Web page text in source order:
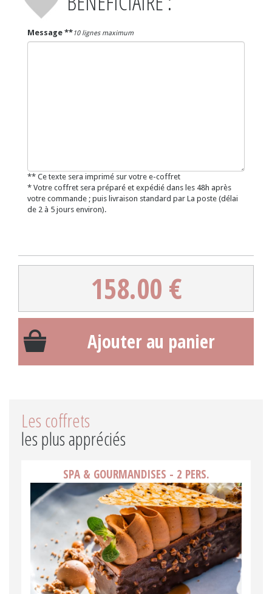
Message **10 lignes maximum
** Ce texte sera imprimé sur votre e-coffret
* Votre coffret sera préparé et expédié dans les 48h après
votre commande ; puis livraison standard par La poste (délai
de 2 à 5 jours environ).
158.00 €
Ajouter au panier
Les coffrets
les plus appréciés
SPA & GOURMANDISES - 2 PERS.